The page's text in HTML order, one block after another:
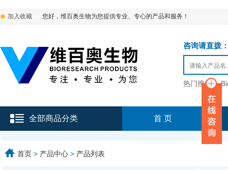
加入收藏 您好，维百奥生物为您提供专业、专心的产品和服务！
咨询请直拨
热门搜索：
全部商品分类 首 页
首页 > 产品中心 > 产品列表